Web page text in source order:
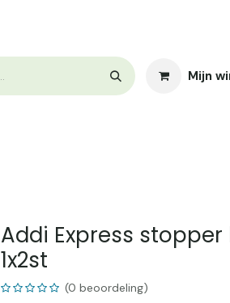
Mijn
Addi Express
1x2st
(0 beoordeling)